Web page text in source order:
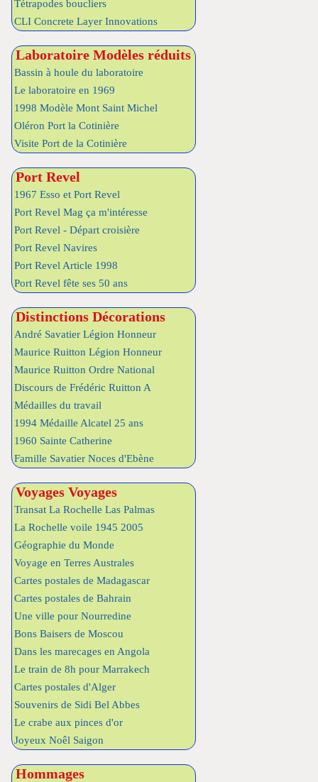
Tétrapodes boucliers
CLI Concrete Layer Innovations
Laboratoire Modèles réduits
Bassin à houle du laboratoire
Le laboratoire en 1969
1998 Modèle Mont Saint Michel
Oléron Port la Cotinière
Visite Port de la Cotinière
Port Revel
1967 Esso et Port Revel
Port Revel Mag ça m'intéresse
Port Revel - Départ croisière
Port Revel Navires
Port Revel Article 1998
Port Revel fête ses 50 ans
Distinctions Décorations
André Savatier Légion Honneur
Maurice Ruitton Légion Honneur
Maurice Ruitton Ordre National
Discours de Frédéric Ruitton A
Médailles du travail
1994 Médaille Alcatel 25 ans
1960 Sainte Catherine
Famille Savatier Noces d'Ebène
Voyages Voyages
Transat La Rochelle Las Palmas
La Rochelle voile 1945 2005
Géographie du Monde
Voyage en Terres Australes
Cartes postales de Madagascar
Cartes postales de Bahrain
Une ville pour Nourredine
Bons Baisers de Moscou
Dans les marecages en Angola
Le train de 8h pour Marrakech
Cartes postales d'Alger
Souvenirs de Sidi Bel Abbes
Le crabe aux pinces d'or
Joyeux Noêl Saigon
Hommages